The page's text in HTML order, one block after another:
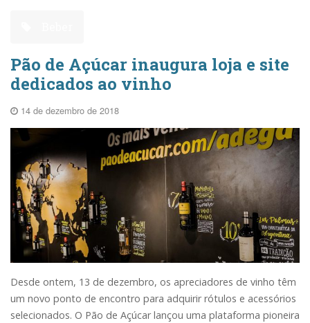
Pão de Açúcar inaugura loja e site
dedicados ao vinho
14 de dezembro de 2018
Desde ontem, 13 de dezembro, os apreciadores de vinho têm
um novo ponto de encontro para adquirir rótulos e acessórios
selecionados. O Pão de Açúcar lançou uma plataforma pioneira